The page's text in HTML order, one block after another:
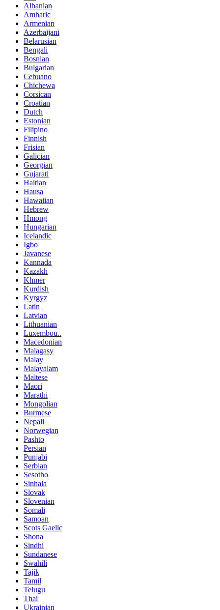
Albanian
Amharic
Armenian
Azerbaijani
Belarusian
Bengali
Bosnian
Bulgarian
Cebuano
Chichewa
Corsican
Croatian
Dutch
Estonian
Filipino
Finnish
Frisian
Galician
Georgian
Gujarati
Haitian
Hausa
Hawaiian
Hebrew
Hmong
Hungarian
Icelandic
Igbo
Javanese
Kannada
Kazakh
Khmer
Kurdish
Kyrgyz
Latin
Latvian
Lithuanian
Luxembou..
Macedonian
Malagasy
Malay
Malayalam
Maltese
Maori
Marathi
Mongolian
Burmese
Nepali
Norwegian
Pashto
Persian
Punjabi
Serbian
Sesotho
Sinhala
Slovak
Slovenian
Somali
Samoan
Scots Gaelic
Shona
Sindhi
Sundanese
Swahili
Tajik
Tamil
Telugu
Thai
Ukrainian